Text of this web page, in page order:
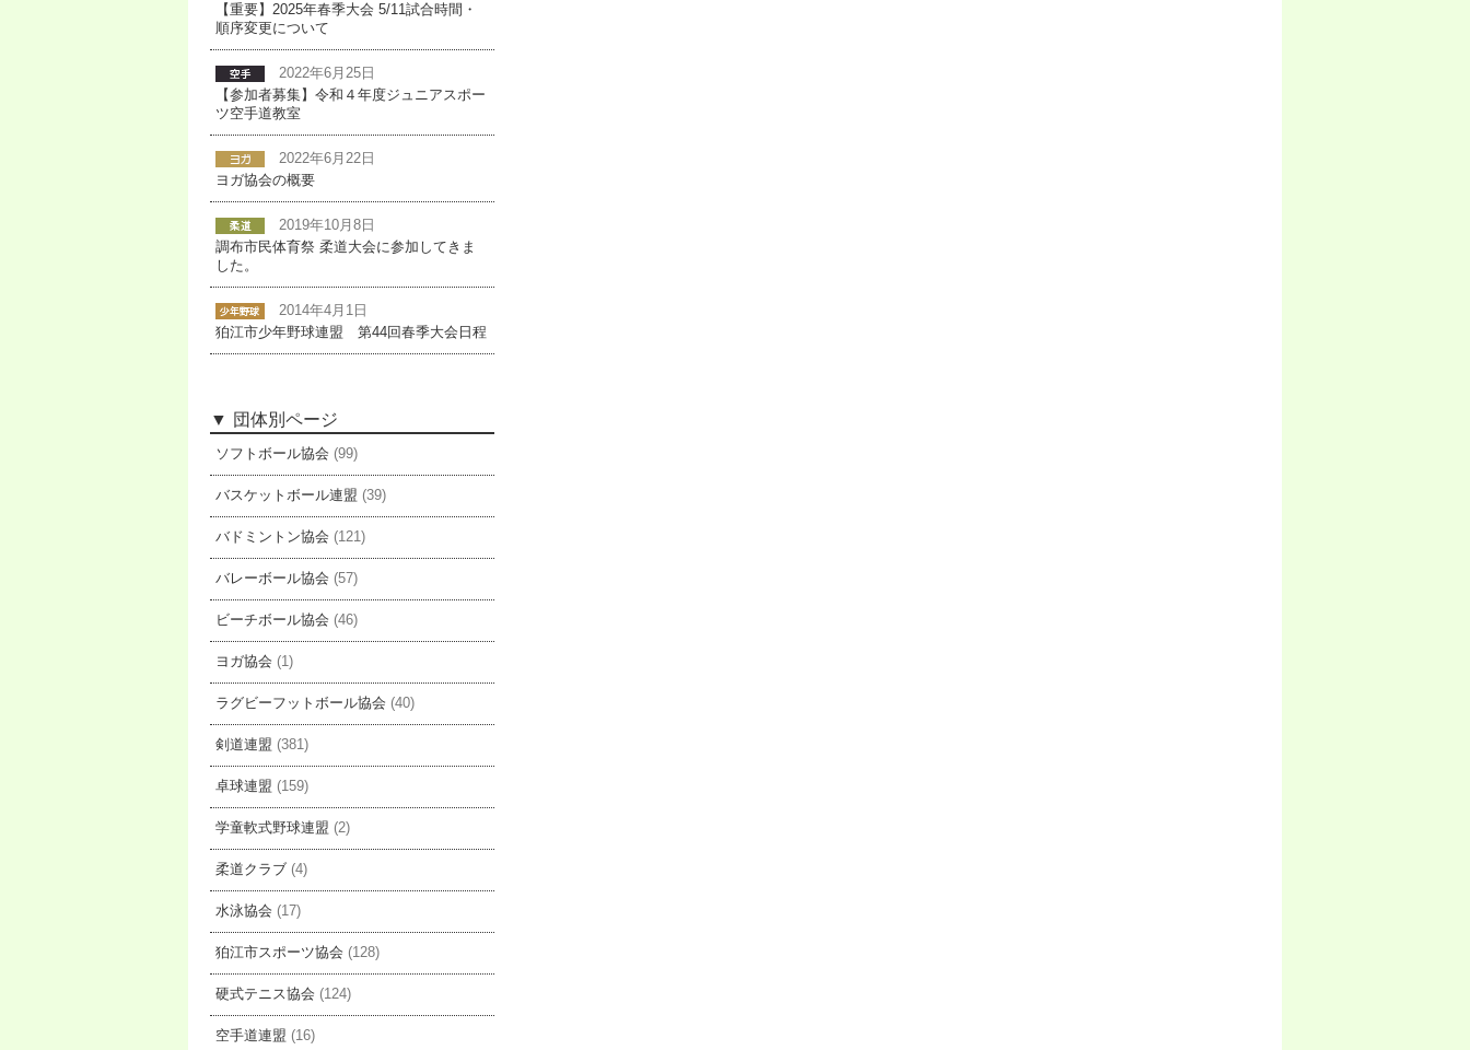
【重要】2025年春季大会 5/11試合時間・
順序変更について
2022年6月25日
【参加者募集】令和４年度ジュニアスポー
ツ空手道教室
2022年6月22日
ヨガ協会の概要
2019年10月8日
調布市民体育祭 柔道大会に参加してきま
した。
2014年4月1日
狛江市少年野球連盟 第44回春季大会日程
団体別ページ
ソフトボール協会 (99)
バスケットボール連盟 (39)
バドミントン協会 (121)
バレーボール協会 (57)
ビーチボール協会 (46)
ヨガ協会 (1)
ラグビーフットボール協会 (40)
剣道連盟 (381)
卓球連盟 (159)
学童軟式野球連盟 (2)
柔道クラブ (4)
水泳協会 (17)
狛江市スポーツ協会 (128)
硬式テニス協会 (124)
空手道連盟 (16)